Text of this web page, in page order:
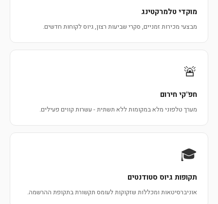
מוקדי טלמרקטינג
מבצעי מכירות זמניים, סקרי שביעות רצון, גיוס לקוחות חדשים.
🚨
חפ"קי חירום
מערך טלפוני מלא במקומות ללא תשתית - עשרות קווים פעילים.
🎓
תקופות גיוס סטודנטים
אוניברסיטאות ומכללות שזקוקות לעומס תקשורת בתקופת ההרשמה.